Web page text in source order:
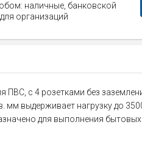
наличные, банковской
организаций
с 4 розетками без
выдерживает нагрузку до
для выполнения